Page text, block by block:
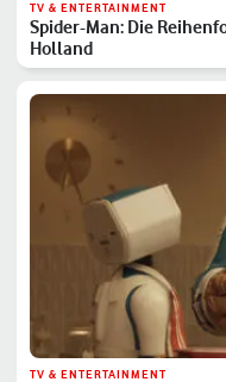
TV & ENTERTAINMENT
Spider-Man: Die
Holland
TV & ENTERTAINMENT